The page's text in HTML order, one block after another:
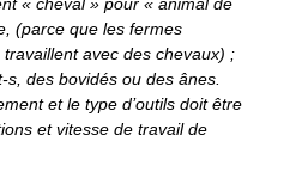
(parce que les fermes
avec des chevaux) ;
des bovidés ou des ânes.
et le type d’outils doit être
et vitesse de travail de